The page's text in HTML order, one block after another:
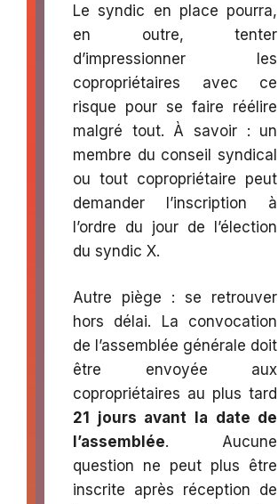
Le syndic en place pourra,
en outre, tenter
d’impressionner les
copropriétaires avec ce
risque pour se faire réélire
malgré tout. À savoir : un
membre du conseil syndical
ou tout copropriétaire peut
demander l’inscription à
l’ordre du jour de l’élection
du syndic X.
Autre piège : se retrouver
hors délai. La convocation
de l’assemblée générale doit
être envoyée aux
copropriétaires au plus tard
21 jours avant la date de
l’assemblée. Aucune
question ne peut plus être
inscrite après réception de